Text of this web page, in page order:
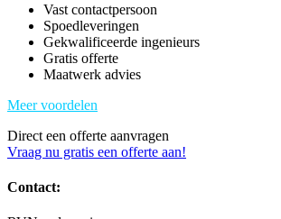
Vast contactpersoon
Spoedleveringen
Gekwalificeerde ingenieurs
Gratis offerte
Maatwerk advies
Meer voordelen
Direct een offerte aanvragen
Vraag nu gratis een offerte aan!
Contact: